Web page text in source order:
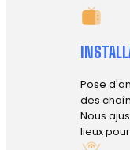
Pose
des
Nous
lieux